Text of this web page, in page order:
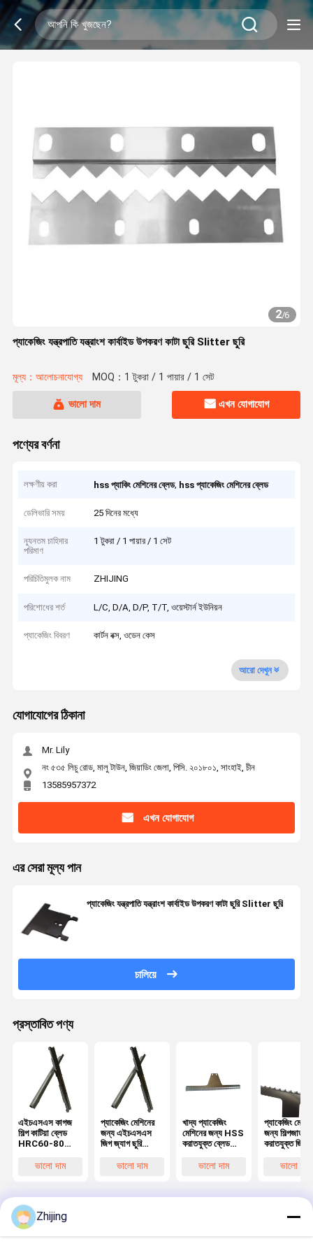
2/6
প্যাকেজিং যন্ত্রপাতি যন্ত্রাংশ কার্বাইড উপকরণ কাটা ছুরি Slitter ছুরি
মূল্য：আলোচনাযোগ্য MOQ：1 টুকরা / 1 পায়ার / 1 সেট
ভালো দাম এখন যোগাযোগ
পণ্যের বর্ণনা
লক্ষণীয় করা hss প্যাকিং মেশিনের ব্লেড, hss প্যাকেজিং মেশিনের ব্লেড
ডেলিভারি সময় 25 দিনের মধ্যে
ন্যূনতম চাহিদার
পরিমাণ
1 টুকরা / 1 পায়ার / 1 সেট
পরিচিতিমুলক নাম ZHIJING
পরিশোধের শর্ত L/C, D/A, D/P, T/T, ওয়েস্টার্ন ইউনিয়ন
প্যাকেজিং বিবরণ কার্টন বক্স, ওডেন কেস
আরো দেখুন
যোগাযোগের ঠিকানা
Mr. Lily
নং ৫৩৫ লিচু রোড, মালু টাউন, জিয়াডিং জেলা, পিসি. ২০১৮০১, সাংহাই, চীন
13585957372
এখন যোগাযোগ
এর সেরা মূল্য পান
প্যাকেজিং যন্ত্রপাতি যন্ত্রাংশ কার্বাইড উপকরণ কাটা ছুরি Slitter ছুরি
চালিয়ে
প্রস্তাবিত পণ্য
এইচএসএস কাগজ
শিল্প কাটিয়া ব্লেড
HRC60-80
সার্টিফাইডভালো দাম
প্যাকেজিং মেশিনের
জন্য এইচএসএস
জিগ জ্যাগ ছুরি
কঠোরতাভালো দাম
খাদ্য প্যাকেজিং
মেশিনের জন্য HSS
করাতযুক্ত ব্লেড
ভালো দাম
প্যাকেজিং
জন্য শিল্পজাত
করাতযুক্ত জিগ-
ভালো দাম
Zhijing